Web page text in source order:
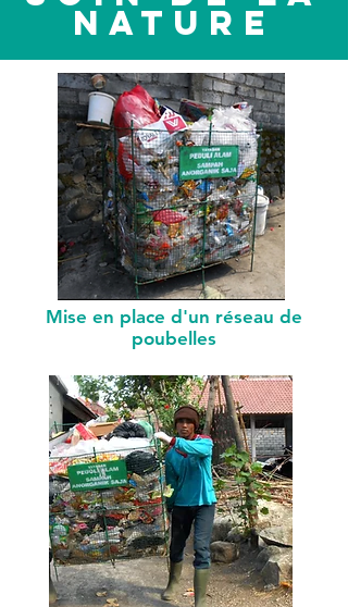
Mise en place d'un réseau de
poubelles
NATURE